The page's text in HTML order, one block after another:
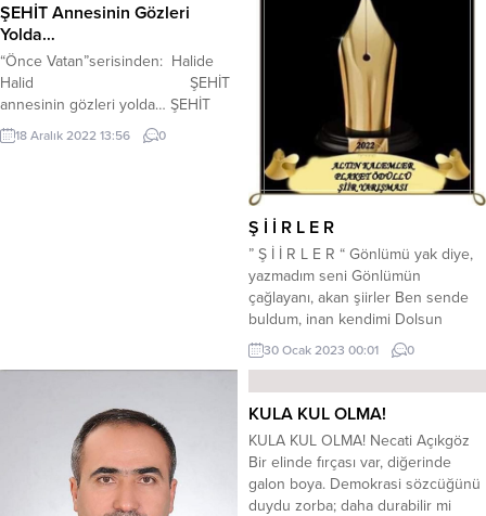
ŞEHİT Annesinin Gözleri
Yolda…
“Önce Vatan”serisinden: Halide
Halid ŞEHİT
annesinin gözleri yolda… ŞEHİT
annesi geceleri sabah eder. Şehit
annesinin uykusu başka gözlerde
18 Aralık 2022 13:56 0
Ş İ İ R L E R
” Ş İ İ R L E R “ Gönlümü yak diye,
yazmadım seni Gönlümün
çağlayanı, akan şiirler Ben sende
buldum, inan kendimi Dolsun
gönüllerimize, taşsın şiirler Tabuları
yıkmak gerek, bazı yapıda Şiir’lerin
Olumsuzlukların çözümü, sevmekte
KİMİ MIZRAPTADIR / KİMİ TELDEDİR
KİMİ...
30 Ocak 2023 00:01 0
KULA KUL OLMA!
KULA KUL OLMA! Necati Açıkgöz
Bir elinde fırçası var, diğerinde
galon boya. Demokrasi sözcüğünü
duydu zorba; daha durabilir mi